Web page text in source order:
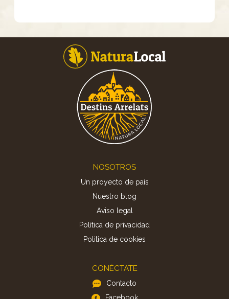
NOSOTROS
Un proyecto de país
Nuestro blog
Aviso legal
Política de privacidad
Politica de cookies
CONÉCTATE
Contacto
Facebook